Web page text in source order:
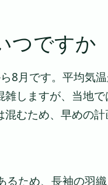
つですか
8月です。平均気
しますが、当地
むため、早めの計
ため、長袖の羽